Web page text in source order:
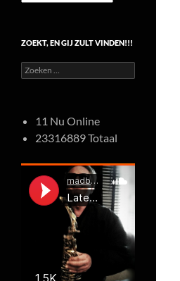
ZOEKT, EN GIJ ZULT VINDEN!!!
Zoeken
naar:
11 Nu Online
23316889 Totaal